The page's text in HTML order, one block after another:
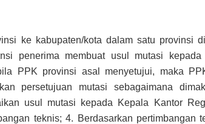
ke kabupaten/kota dalam satu provinsi
penerima membuat usul mutasi
PPK provinsi asal menyetujui, maka
persetujuan mutasi sebagaimana
usul mutasi kepada Kepala Kantor
teknis; 4. Berdasarkan pertimbangan